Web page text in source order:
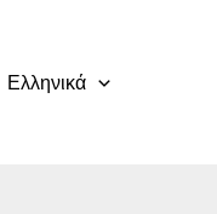
Ελληνικά